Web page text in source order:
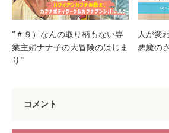
”＃９）なんの取り柄もない専
業主婦ナナ子の大冒険のはじま
り”
人が変
悪魔の
コメント